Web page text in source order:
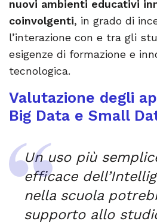
nuovi ambienti educativi
coinvolgenti, in grado di
l’interazione con e tra gli
esigenze di formazione e
tecnologica.
Valutazione degli
Big Data e Small
Un uso più
efficace
nella scuola
supporto allo